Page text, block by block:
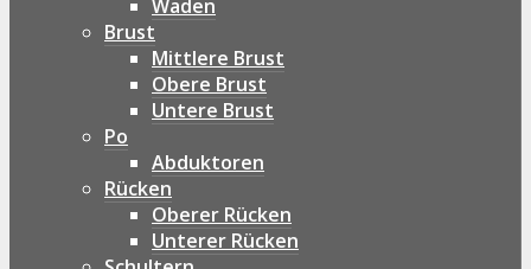
Waden
Brust
Mittlere Brust
Obere Brust
Untere Brust
Po
Abduktoren
Rücken
Oberer Rücken
Unterer Rücken